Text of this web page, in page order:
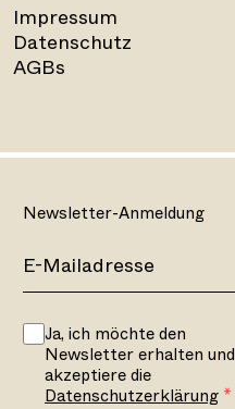
Impressum
Datenschutz
AGBs
Newsletter-Anmeldung
Ja, ich möchte den
Newsletter erhalten und
akzeptiere die
Datenschutzerklärung